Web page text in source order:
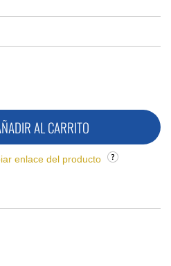
AL CARRITO
enlace del producto